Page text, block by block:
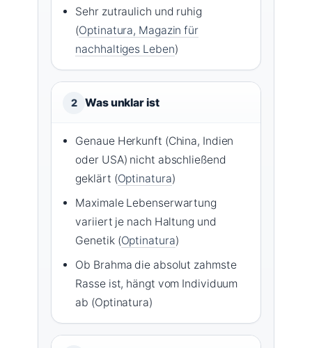
Sehr zutraulich und ruhig
(Optinatura, Magazin für
nachhaltiges Leben)
2 Was unklar ist
Genaue Herkunft (China, Indien
oder USA) nicht abschließend
geklärt (Optinatura)
Maximale Lebenserwartung
variiert je nach Haltung und
Genetik (Optinatura)
Ob Brahma die absolut zahmste
Rasse ist, hängt vom Individuum
ab (Optinatura)